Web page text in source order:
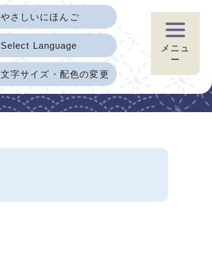
やさしいにほんご
Select Language
文字サイズ・配色の変更
メニュ
ー